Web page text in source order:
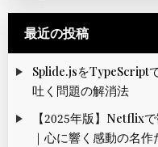
最近の投稿
Splide.jsをTypeScript
吐く問題の解消法
【2025年版】Netflix
｜心に響く感動の名作